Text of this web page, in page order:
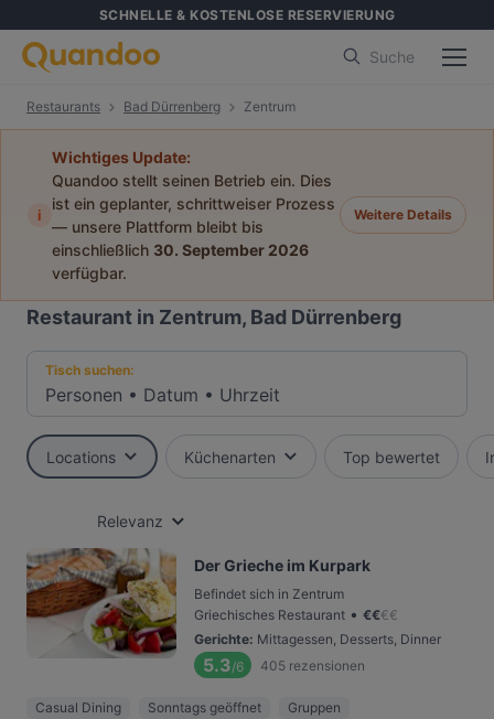
SCHNELLE & KOSTENLOSE RESERVIERUNG
Suche
Restaurants Bad Dürrenberg Zentrum
i
Wichtiges Update:
Quandoo stellt seinen Betrieb ein. Dies
ist ein geplanter, schrittweiser Prozess
— unsere Plattform bleibt bis
einschließlich 30. September 2026
verfügbar.
Weitere Details
Restaurant in Zentrum, Bad Dürrenberg
Tisch suchen:
Personen • Datum • Uhrzeit
Locations Küchenarten Top bewertet
Relevanz
Der Grieche im Kurpark
Befindet sich in Zentrum
Griechisches Restaurant • €€€€
Gerichte: Mittagessen, Desserts, Dinner
5.3/6 405 rezensionen
Casual Dining Sonntags geöffnet Gruppen